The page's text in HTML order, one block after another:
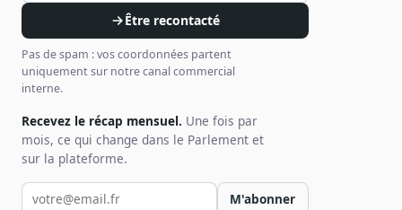
Être recontacté
Pas de spam : vos coordonnées partent
uniquement sur notre canal commercial
interne.
Recevez le récap mensuel. Une fois par
mois, ce qui change dans le Parlement et
sur la plateforme.
Votre email pour la newsletter
M'abonner